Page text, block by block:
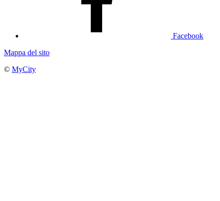
Facebook
Mappa del sito
© MyCity